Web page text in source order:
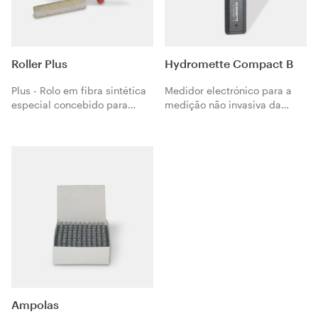
Roller Plus
Plus - Rolo em fibra sintética
especial concebido para
linha Aqua-Pur.
Hydromette Compact B
Medidor electrónico para a
medição não invasiva da
Ampolas